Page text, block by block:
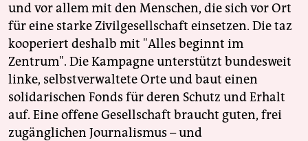
und vor allem mit den Menschen, die sich vor Ort
für eine starke Zivilgesellschaft einsetzen. Die taz
kooperiert deshalb mit "Alles beginnt im
Zentrum". Die Kampagne unterstützt bundesweit
linke, selbstverwaltete Orte und baut einen
solidarischen Fonds für deren Schutz und Erhalt
auf. Eine offene Gesellschaft braucht guten, frei
zugänglichen Journalismus – und